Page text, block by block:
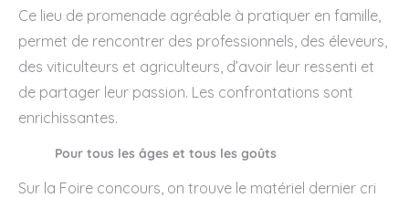
Ce lieu de promenade agréable à pratiquer en famille,
permet de rencontrer des professionnels, des éleveurs,
des viticulteurs et agriculteurs, d’avoir leur ressenti et
de partager leur passion. Les confrontations sont
enrichissantes.
Pour tous les âges et tous les goûts
Sur la Foire concours, on trouve le matériel dernier cri